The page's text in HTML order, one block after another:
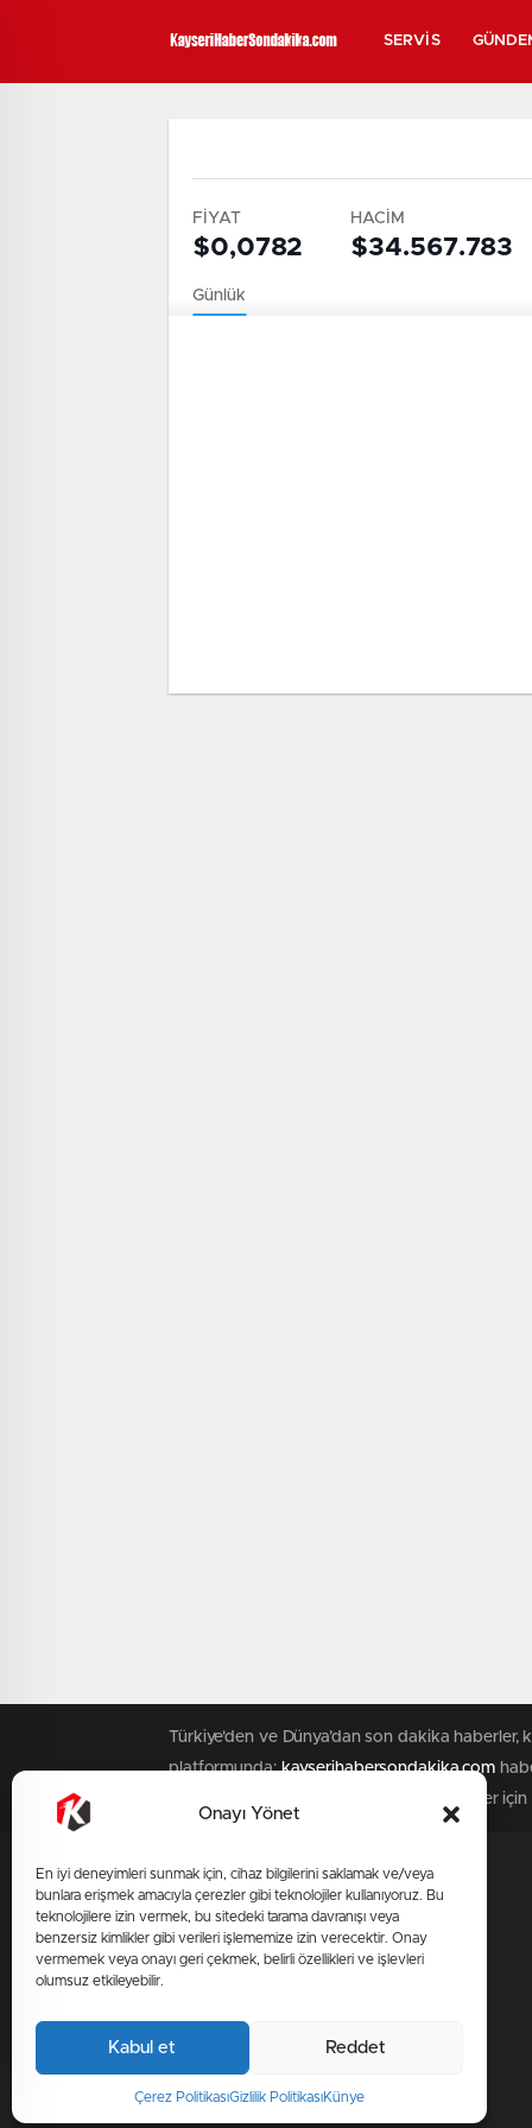
Onayı Yönet
En iyi deneyimleri sunmak için, cihaz bilgilerini saklamak ve/veya
bunlara erişmek amacıyla çerezler gibi teknolojiler kullanıyoruz. Bu
teknolojilere izin vermek, bu sitedeki tarama davranışı veya
benzersiz kimlikler gibi verileri işlememize izin verecektir. Onay
vermemek veya onayı geri çekmek, belirli özellikleri ve işlevleri
olumsuz etkileyebilir.
Kabul et Reddet
Çerez PolitikasıGizlilik PolitikasıKünye
SERVIS
FİYAT
$0,0782
HACİM
$34.567.783
Günlük
Türkiye'den ve Dünya’dan son dakika
platformunda;kayserihabersondakika.com
yayınlanamaz. Aykırı işlem yapan kişi/kişiler
SAYFALAR
Üye Girişi
Üye Kaydı
Hakkımızda
KVKK
SERVİSLER